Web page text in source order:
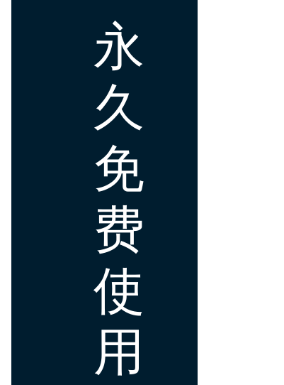
永
久
免
费
使
用